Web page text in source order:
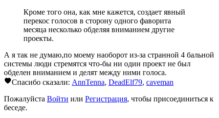
Кроме того она, как мне кажется, создает явный
перекос голосов в сторону одного фаворита
месяца несколько обделяя вниманием другие
проекты.
А я так не думаю,по моему наоборот из-за странной 4 бальной
системы люди стремятся что-бы ни один проект не был
обделен вниманием и делят между ними голоса.
Спасибо сказали: AnnTenna, DeadElf79, caveman
Пожалуйста Войти или Регистрация, чтобы присоединиться к
беседе.